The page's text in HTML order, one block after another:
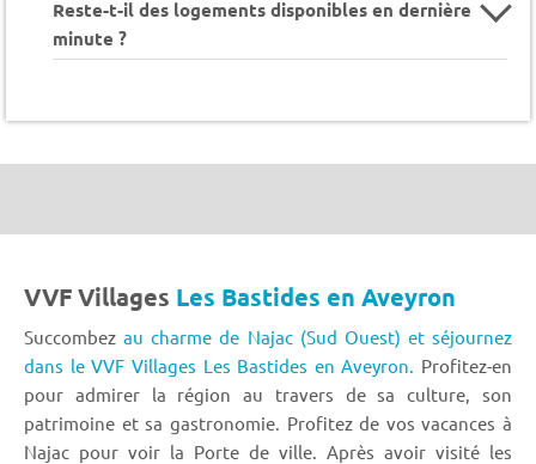
Reste-t-il des logements disponibles en dernière
minute ?
VVF Villages Les Bastides en Aveyron
Succombezau charme de Najac (Sud Ouest) et séjournez
dans le VVF Villages Les Bastides en Aveyron. Profitez-en
pour admirer la région au travers de sa culture, son
patrimoine et sa gastronomie. Profitez de vos vacances à
Najac pour voir la Porte de ville. Après avoir visité les